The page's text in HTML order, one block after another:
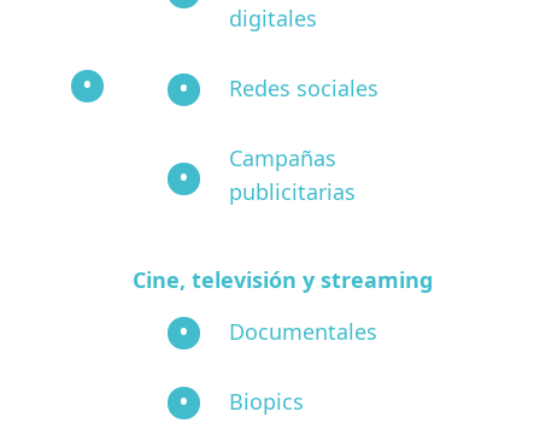
digitales
Redes sociales
Campañas
publicitarias
Cine, televisión y streaming
Documentales
Biopics